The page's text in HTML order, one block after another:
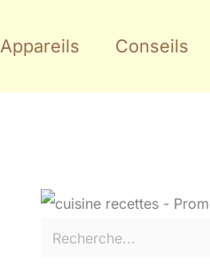
Appareils Conseils